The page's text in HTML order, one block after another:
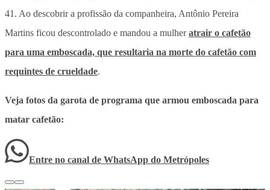
41. Ao descobrir a profissão da companheira, Antônio Pereira
Martins ficou descontrolado e mandou a mulheratrair o cafetão
para uma emboscada, que resultaria na morte do cafetão com
requintes de crueldade.
Veja fotos da garota de programa que armou emboscada para
matar cafetão:
Entre no canal de WhatsApp do Metrópoles